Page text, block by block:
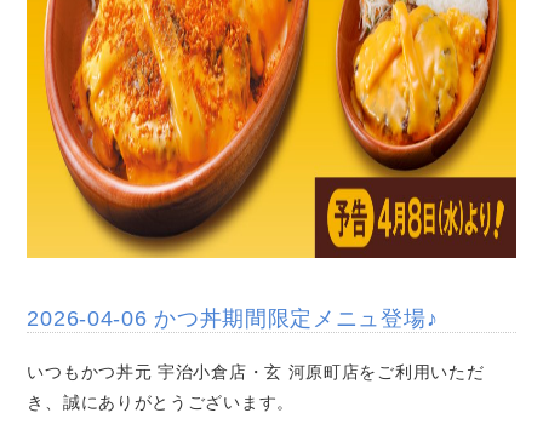
2026-04-06 かつ丼期間限定メニュ登場♪
いつもかつ丼元 宇治小倉店・玄 河原町店をご利用いただ
き、誠にありがとうございます。